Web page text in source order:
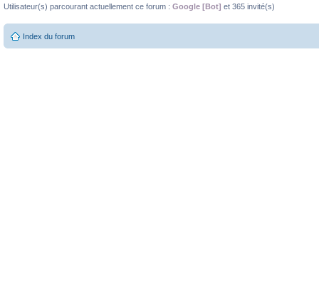
Utilisateur(s) parcourant actuellement ce forum : Google [Bot] et 365 invité(s)
Index du forum